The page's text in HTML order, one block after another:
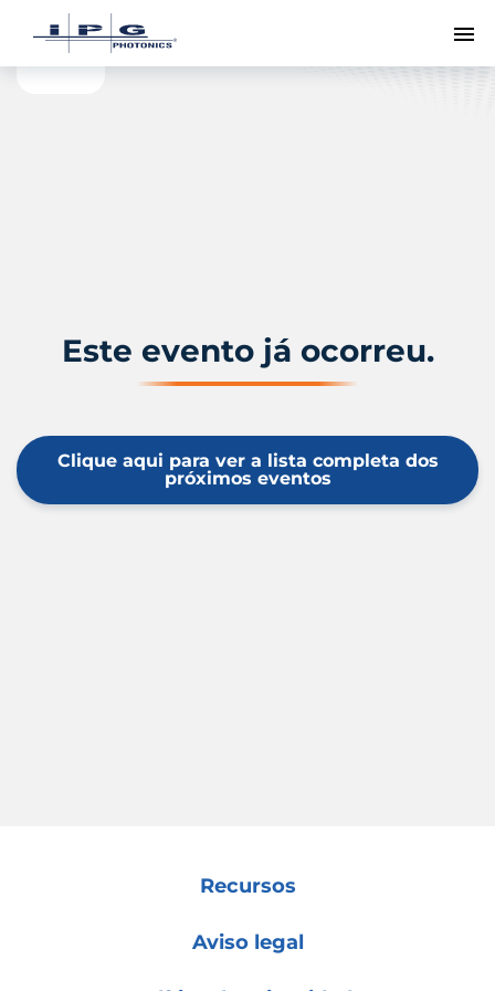
Este evento já ocorreu.
Clique aqui para ver a lista completa dos
próximos eventos
Recursos
Aviso legal